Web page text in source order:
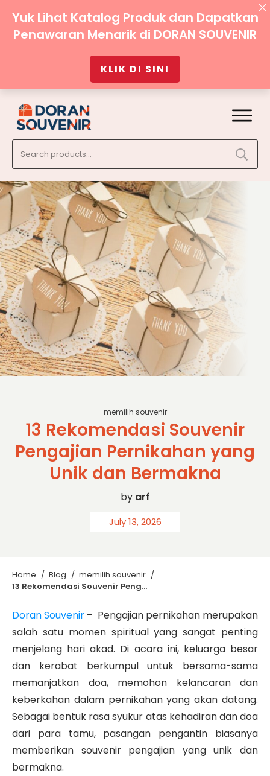
for:
memilih souvenir
13 Rekomendasi Souvenir
Pengajian Pernikahan yang
Unik dan Bermakna
by arf
July 13, 2026
Home / Blog / memilih souvenir /
13 Rekomendasi Souvenir Pengajian Pernikahan yang Unik dan Bermakna
Doran Souvenir – Pengajian pernikahan merupakan
salah satu momen spiritual yang sangat penting
menjelang hari akad. Di acara ini, keluarga besar
dan kerabat berkumpul untuk bersama-sama
memanjatkan doa, memohon kelancaran dan
keberkahan dalam pernikahan yang akan datang.
Sebagai bentuk rasa syukur atas kehadiran dan doa
dari para tamu, pasangan pengantin biasanya
memberikan souvenir pengajian yang unik dan
bermakna.
Yuk Lihat Katalog Produk dan Dapatkan
Penawaran Menarik di DORAN SOUVENIR
KLIK DI SINI